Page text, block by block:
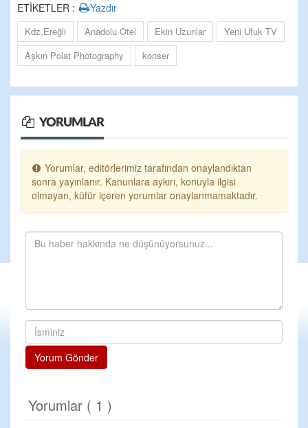
ETİKETLER : Yazdır
Kdz.Ereğli Anadolu Otel Ekin Uzunlar
Yeni Ufuk TV
Aşkın Polat Photography
konser
YORUMLAR
Yorumlar, editörlerimiz tarafından onaylandıktan
sonra yayınlanır. Kanunlara aykırı, konuyla ilgisi
olmayan, küfür içeren yorumlar onaylanmamaktadır.
Yorum Gönder
Yorumlar ( 1 )